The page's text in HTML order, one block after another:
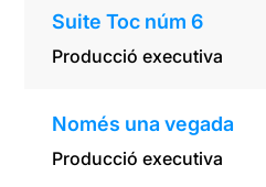
Suite Toc núm 6
Producció executiva
Només una vegada
Producció executiva